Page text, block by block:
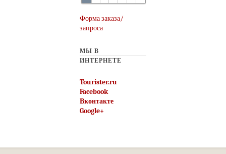
Форма заказа/
запроса
МЫ В
ИНТЕРНЕТЕ
Tourister.ru
Facebook
Вконтакте
Google+